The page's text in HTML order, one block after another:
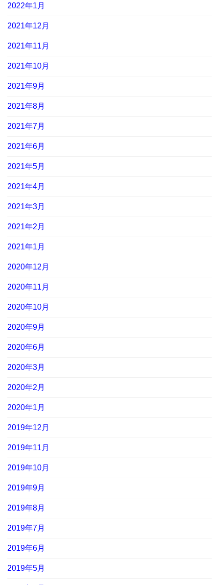
2022年1月
2021年12月
2021年11月
2021年10月
2021年9月
2021年8月
2021年7月
2021年6月
2021年5月
2021年4月
2021年3月
2021年2月
2021年1月
2020年12月
2020年11月
2020年10月
2020年9月
2020年6月
2020年3月
2020年2月
2020年1月
2019年12月
2019年11月
2019年10月
2019年9月
2019年8月
2019年7月
2019年6月
2019年5月